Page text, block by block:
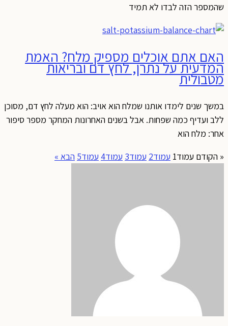
שהמספר הזה לבדו לא תמיד
האם אתם אוכלים מספיק מלח? האמת
המדעית על נתרן, לחץ דם ובריאות
מטבולית
במשך שנים לימדו אותנו שמלח הוא אויב: הוא מעלה לחץ דם, מסוכן
ללב ועדיף כמה שפחות. אבל בשנים האחרונות המחקר מספר סיפור
אחר: מלח הוא
« הקודם עמוד1 עמוד2 עמוד3 עמוד4 עמוד5 הבא »